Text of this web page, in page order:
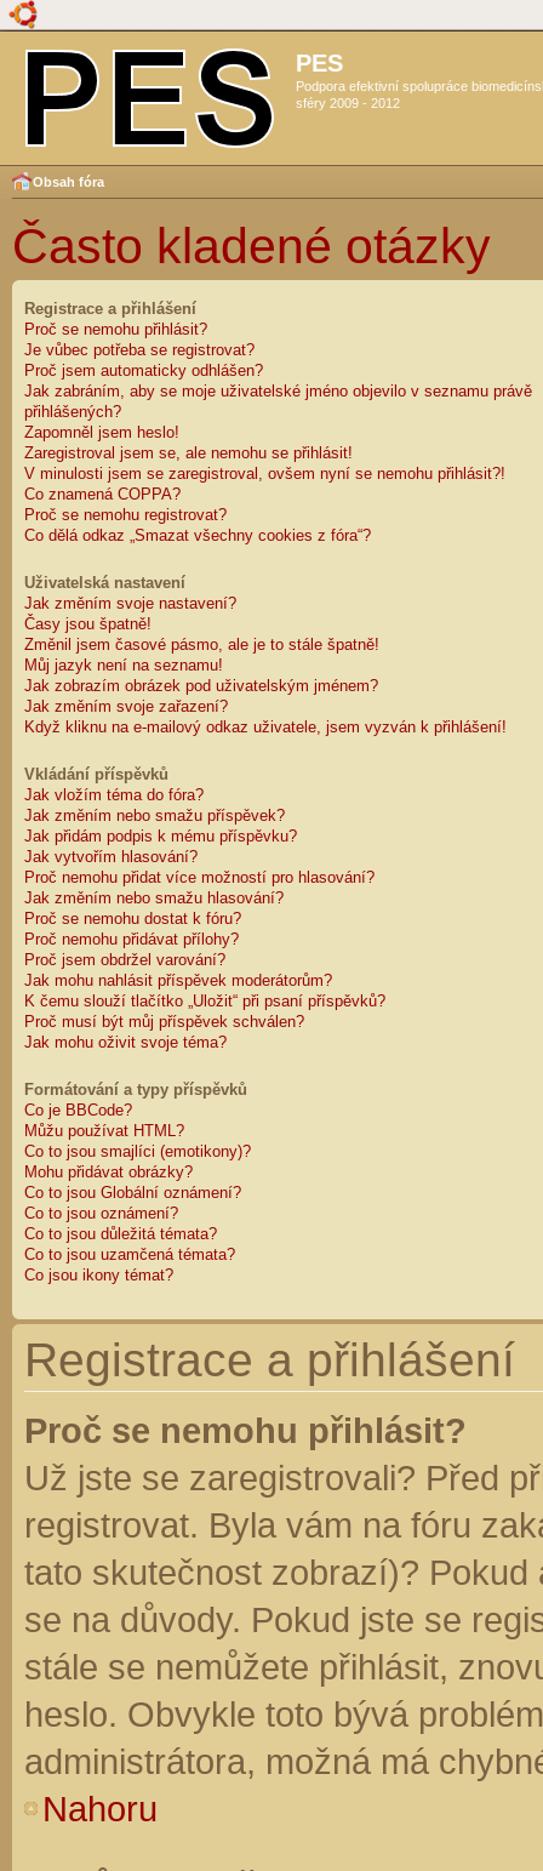
PES
Podpora efektivní spolupráce
sféry 2009 - 2012
Obsah fóra
Často kladené otázky
Registrace a přihlášení
Proč se nemohu přihlásit?
Je vůbec potřeba se registrovat?
Proč jsem automaticky odhlášen?
Jak zabráním, aby se moje uživatelské jméno objevilo v seznamu právě
přihlášených?
Zapomněl jsem heslo!
Zaregistroval jsem se, ale nemohu se přihlásit!
V minulosti jsem se zaregistroval, ovšem nyní se nemohu přihlásit?!
Co znamená COPPA?
Proč se nemohu registrovat?
Co dělá odkaz „Smazat všechny cookies z fóra“?
Uživatelská nastavení
Jak změním svoje nastavení?
Časy jsou špatně!
Změnil jsem časové pásmo, ale je to stále špatně!
Můj jazyk není na seznamu!
Jak zobrazím obrázek pod uživatelským jménem?
Jak změním svoje zařazení?
Když kliknu na e-mailový odkaz uživatele, jsem vyzván k přihlášení!
Vkládání příspěvků
Jak vložím téma do fóra?
Jak změním nebo smažu příspěvek?
Jak přidám podpis k mému příspěvku?
Jak vytvořím hlasování?
Proč nemohu přidat více možností pro hlasování?
Jak změním nebo smažu hlasování?
Proč se nemohu dostat k fóru?
Proč nemohu přidávat přílohy?
Proč jsem obdržel varování?
Jak mohu nahlásit příspěvek moderátorům?
K čemu slouží tlačítko „Uložit“ při psaní příspěvků?
Proč musí být můj příspěvek schválen?
Jak mohu oživit svoje téma?
Formátování a typy příspěvků
Co je BBCode?
Můžu používat HTML?
Co to jsou smajlíci (emotikony)?
Mohu přidávat obrázky?
Co to jsou Globální oznámení?
Co to jsou oznámení?
Co to jsou důležitá témata?
Co to jsou uzamčená témata?
Co jsou ikony témat?
Registrace a přihlášení
Proč se nemohu přihlásit?
Už jste se zaregistrovali? Před
registrovat. Byla vám na fóru
tato skutečnost zobrazí)?
se na důvody. Pokud jste se
stále se nemůžete přihlásit,
heslo. Obvykle toto bývá
administrátora, možná má
Nahoru